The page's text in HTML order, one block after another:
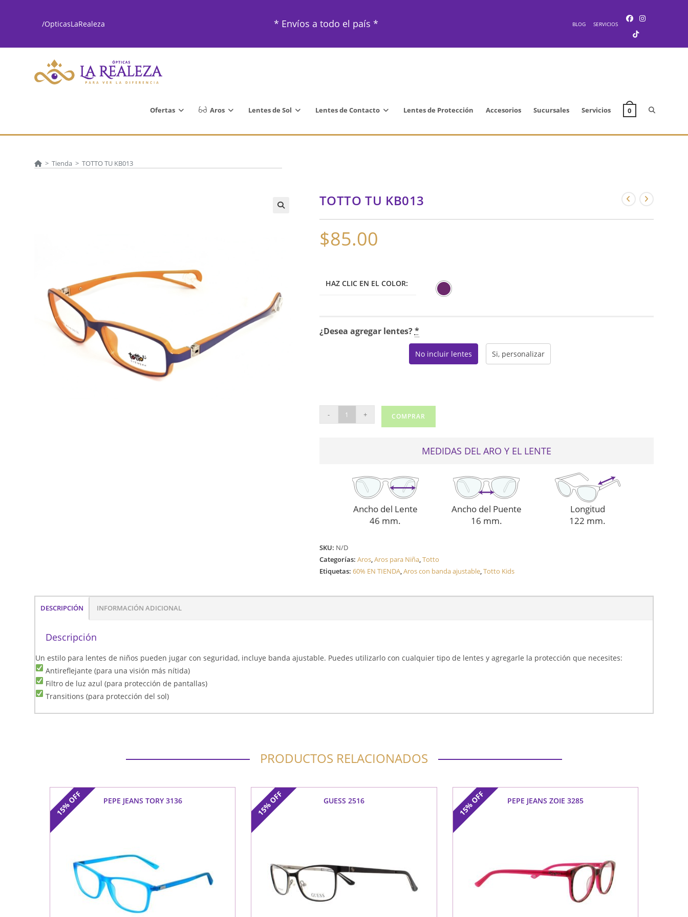
/OpticasLaRealeza * Envíos a todo el país * BLOG SERVICIOS
Ofertas Aros Lentes de Sol Lentes de Contacto Lentes de Protección Accesorios Sucursales Servicios 0 Alternar
la
> Tienda > TOTTO TU KB013
TOTTO TU KB013
$85.00
HAZ CLIC EN EL COLOR:
¿Desea agregar lentes?*
No incluir lentes Si, personalizar
TU
- + COMPRAR
MEDIDAS DEL ARO Y EL LENTE
Ancho del Lente
46 mm.
Ancho del Puente
16 mm.
Longitud
122 mm.
SKU: N/D
Categorías: Aros,Aros para Niña,Totto
Etiquetas: 60% EN TIENDA,Aros con banda ajustable,Totto Kids
DESCRIPCIÓN INFORMACIÓN ADICIONAL
Descripción
Un estilo para lentes de niños pueden jugar con seguridad, incluye banda ajustable. Puedes utilizarlo con cualquier tipo de lentes y agregarle la protección que necesites:
Antireflejante (para una visión más nítida)
Filtro de luz azul (para protección de pantallas)
Transitions (para protección del sol)
PRODUCTOS RELACIONADOS
15%
OFF PEPE JEANS TORY 3136 15%
OFF GUESS 2516 15%
OFF PEPE JEANS ZOIE 3285